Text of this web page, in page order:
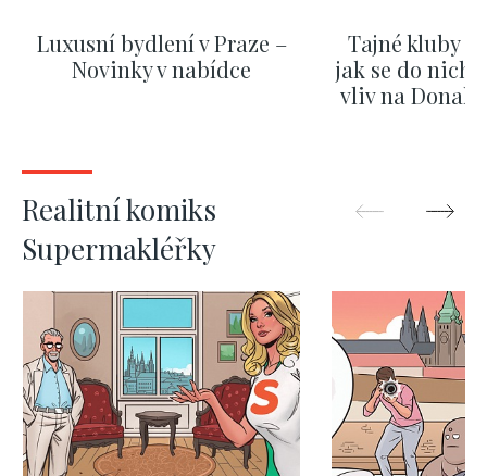
Luxusní bydlení v Praze –
Novinky v nabídce
Tajné kluby
jak se do nich
vliv na
Realitní komiks
Supermakléřky